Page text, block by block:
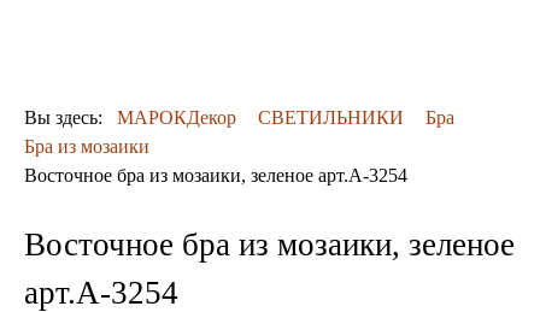
Люстры из мозаики
Люстры со стеклом
Бра
ПОСУДА
КОНТАКТЫ
Вы здесь: МАРОКДекор СВЕТИЛЬНИКИ
Бра
Бра из мозаики
Восточное бра из мозаики, зеленое арт.A-3254
Восточное бра из мозаики, зеленое
арт.A-3254